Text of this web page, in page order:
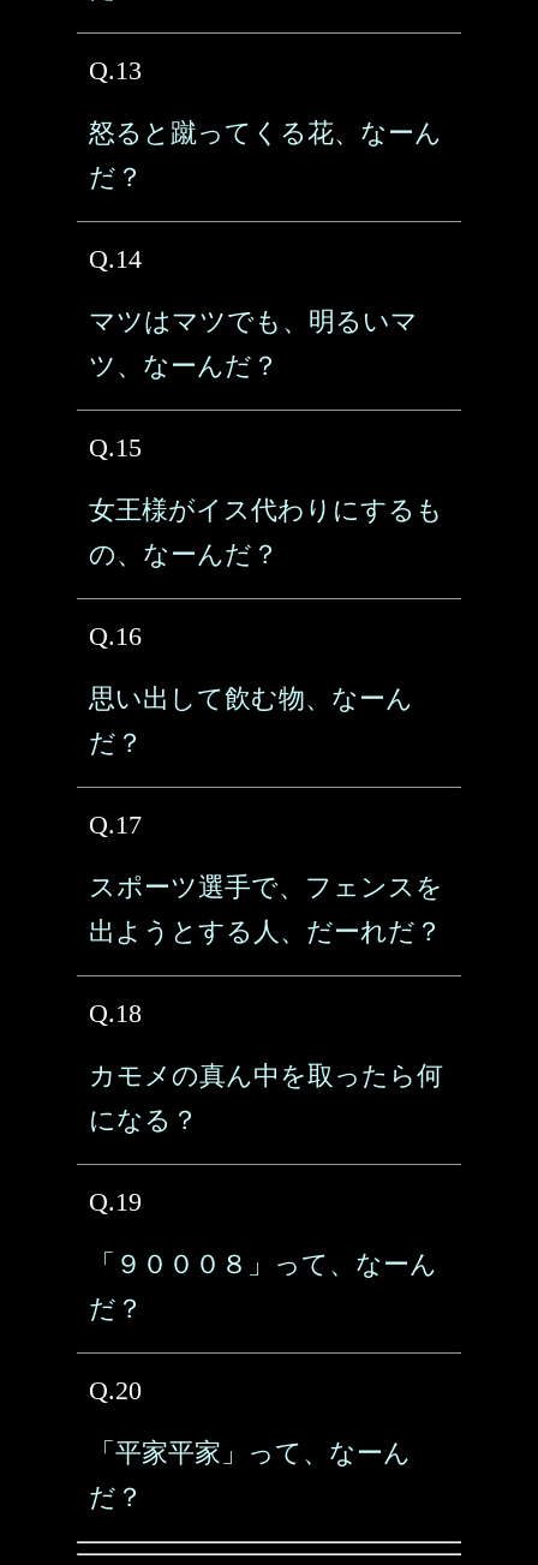
Q.13
怒ると蹴ってくる花、なーん
だ？
Q.14
マツはマツでも、明るいマ
ツ、なーんだ？
Q.15
女王様がイス代わりにするも
の、なーんだ？
Q.16
思い出して飲む物、なーん
だ？
Q.17
スポーツ選手で、フェンスを
出ようとする人、だーれだ？
Q.18
カモメの真ん中を取ったら何
になる？
Q.19
「９０００８」って、なーん
だ？
Q.20
「平家平家」って、なーん
だ？